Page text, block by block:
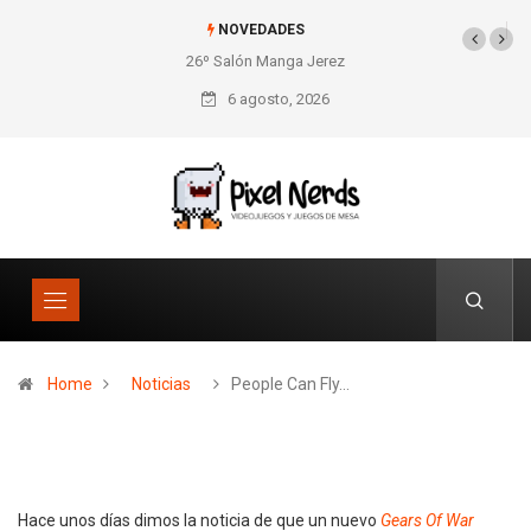
NOVEDADES
26º Salón Manga Jerez SNES Pixel Book para
los amantes de lo retro
6 agosto, 2026
Home Noticias People Can Fly…
Hace unos días dimos la noticia de que un nuevo Gears Of War